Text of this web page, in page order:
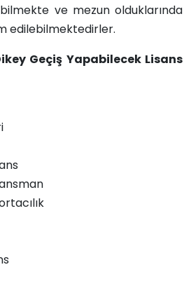
ve mezun olduklarında
edilebilmektedirler.
Geçiş Yapabilecek Lisans